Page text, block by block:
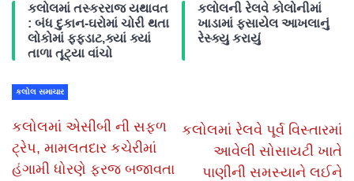
કલોલમાં તસ્કરરાજ યથાવત
: બંધ દુકાન-ઘરોમાં ચોરી થતા
લોકોમાં ફફડાટ,ક્યાં ક્યાં
તાળા તૂટ્યા વાંચો
કલોલની રેલવે કોલોનીમાં
ખાડામાં ફસાયેલ આખલાનું
રેસ્ક્યુ કરાયું
કલોલ સમાચાર
કલોલમાં એસીબી ની સફળ
ટ્રેપ, મામલતદાર કચેરીમાં
હંગામી ધોરણે ફરજ બજાવતા
કલોલમાં રેલવે પૂર્વ વિસ્તારમાં
આવેલી સોસાયટી ખાતે
પાણીની સમસ્યાને લઈને